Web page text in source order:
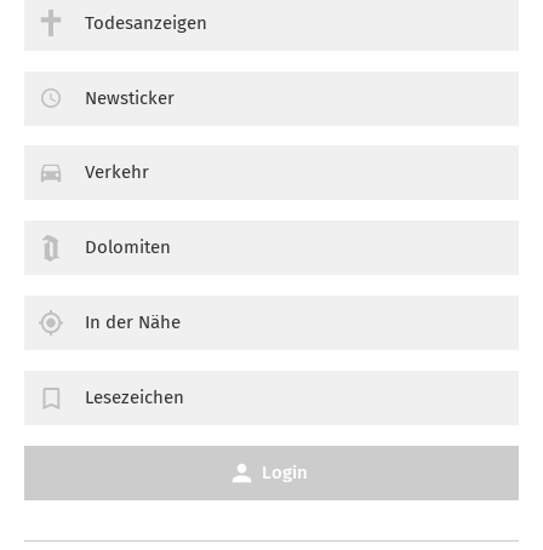
Todesanzeigen
Newsticker
Verkehr
Dolomiten
In der Nähe
Lesezeichen
Login